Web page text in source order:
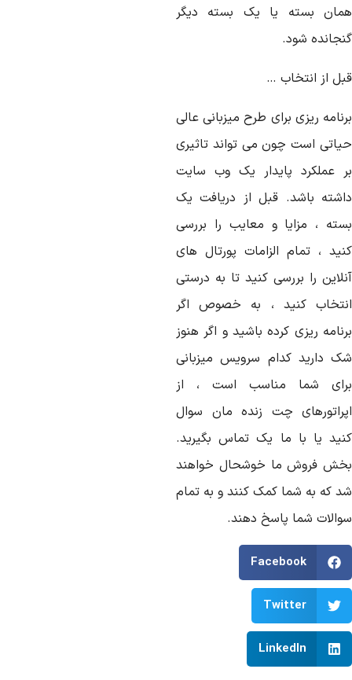
بسته یا یک بسته دیگر
شود.
از انتخاب …
ریزی برای طرح میزبانی عالی
است چون می تواند تاثیری
عملکرد پایدار یک وب سایت
باشد. قبل از دریافت یک
، مزایا و معایب را بررسی
، تمام الزامات پورتال های
را بررسی کنید تا به درستی
کنید ، به خصوص اگر
ریزی کرده باشید و اگر هنوز
دارید کدام سرویس میزبانی
شما مناسب است ، از
چت زنده مان سوال
یا با ما یک تماس بگیرید.
فروش ما خوشحال خواهند
که به شما کمک کنند و به تمام
شما پاسخ دهند.
Facebook
Twitter
LinkedIn